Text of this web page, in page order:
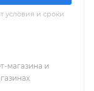
условия и сроки
магазина и